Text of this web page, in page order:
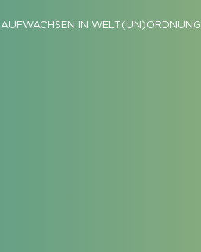
AUFWACHSEN IN WELT(UN)ORDNUNG